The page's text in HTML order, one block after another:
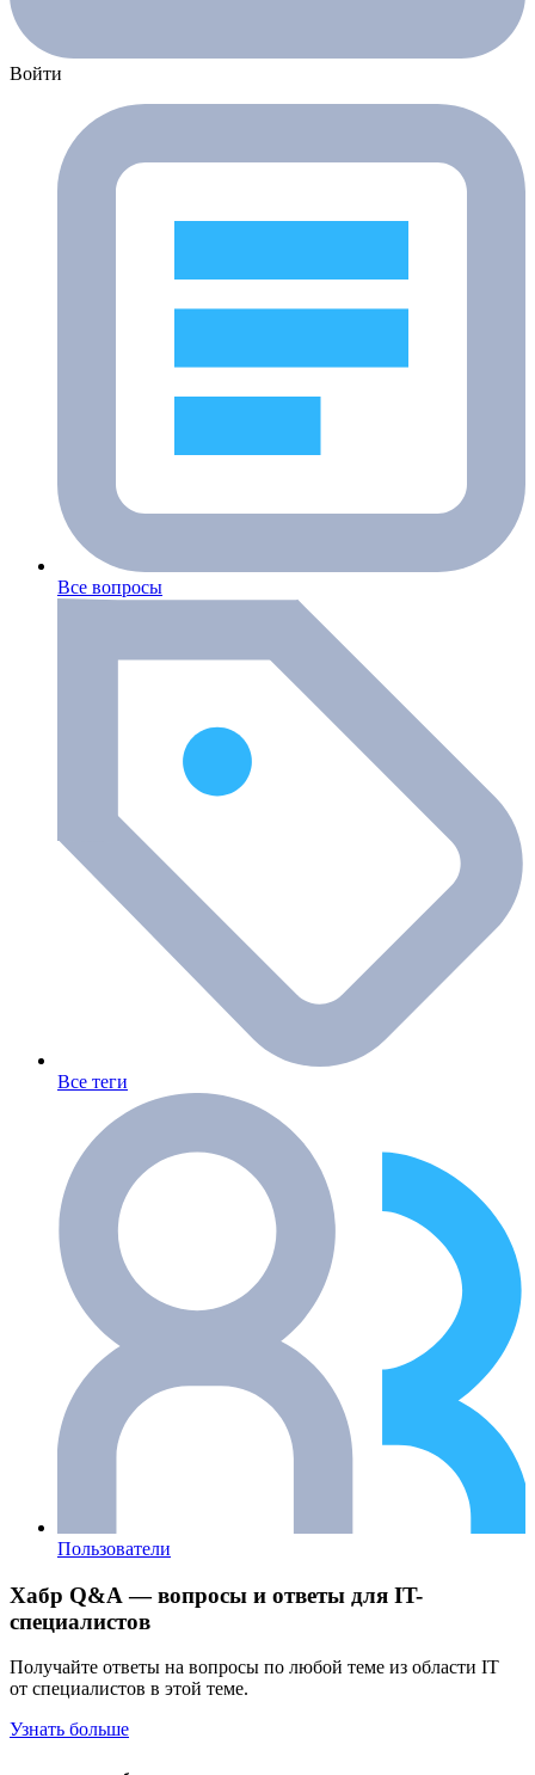
Войти
Все вопросы
Все теги
Пользователи
Хабр Q&A — вопросы и ответы для IT-
специалистов
Получайте ответы на вопросы по любой теме из области IT
от специалистов в этой теме.
Узнать больше